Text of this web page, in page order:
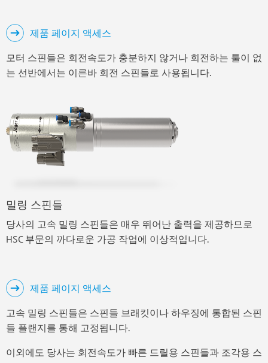
제품 페이지 액세스
모터 스핀들은 회전속도가 충분하지 않거나 회전하는 툴이 없
는 선반에서는 이른바 회전 스핀들로 사용됩니다.
밀링 스핀들
당사의 고속 밀링 스핀들은 매우 뛰어난 출력을 제공하므로
HSC 부문의 까다로운 가공 작업에 이상적입니다.
제품 페이지 액세스
고속 밀링 스핀들은 스핀들 브래킷이나 하우징에 통합된 스핀
들 플랜지를 통해 고정됩니다.
이외에도 당사는 회전속도가 빠른 드릴용 스핀들과 조각용 스